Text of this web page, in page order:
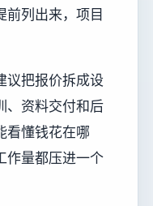
前列出来，项目
议把报价拆成设
、资料交付和后
看懂钱花在哪
作量都压进一个